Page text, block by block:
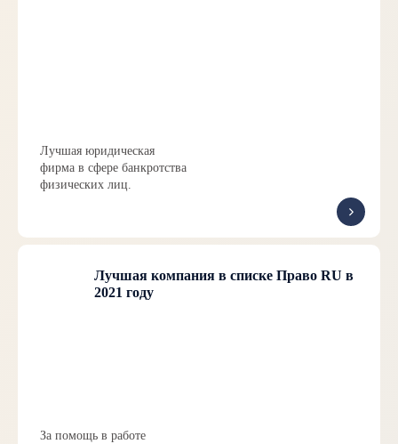
Лучшая юридическая
фирма в сфере банкротства
физических лиц.
Лучшая компания в списке Право RU в
2021 году
За помощь в работе